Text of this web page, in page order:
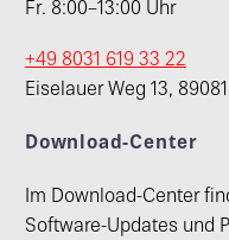
Fr. 8:00–13:00 Uhr
+49 8031 619 33 22
Eiselauer Weg 13,
Download-Center
Im Download-Center
Software-Updates und